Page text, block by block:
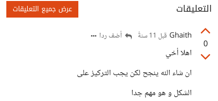
التعليقات عرض جميع التعليقات
0
Ghaith قبل 11 سنةً أضف ردا
اهلا أخي
ان شاء الله ينجح لكن يجب التركيز على
الشكل و هو مهم جدا